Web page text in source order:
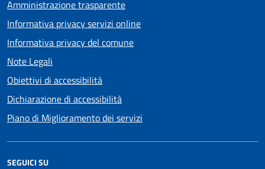
Amministrazione trasparente
Informativa privacy servizi online
Informativa privacy del comune
Note Legali
Obiettivi di accessibilità
Dichiarazione di accessibilità
Piano di Miglioramento dei servizi
SEGUICI SU